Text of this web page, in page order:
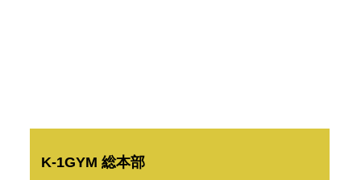
K-1GYM 総本部